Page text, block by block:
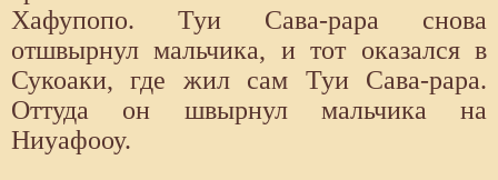
Хафупопо. Туи Сава-рара снова
отшвырнул мальчика, и тот оказался в
Сукоаки, где жил сам Туи Сава-рара.
Оттуда он швырнул мальчика на
Ниуафооу.